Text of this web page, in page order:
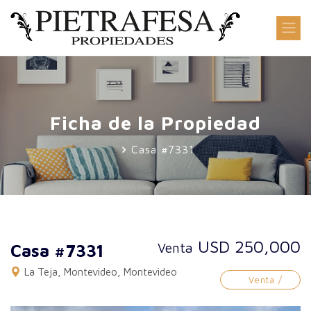
Ficha de la Propiedad
Casa #7331
Casa #7331 Venta USD 250,000
La Teja, Montevideo, Montevideo
Venta /